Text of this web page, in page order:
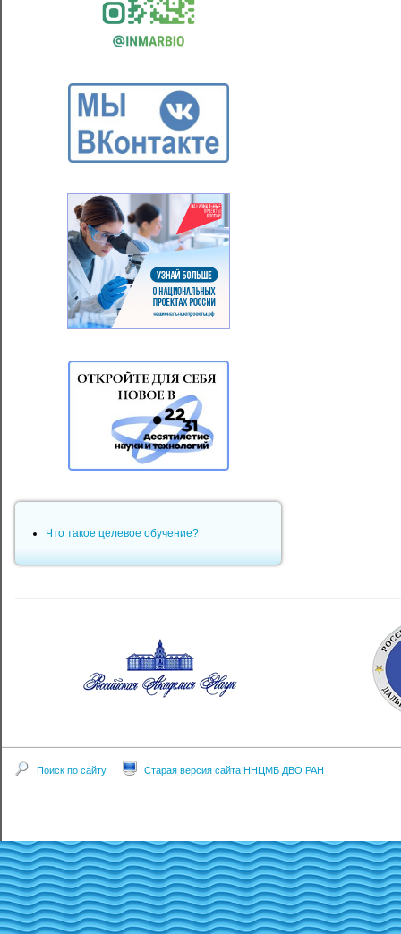
Что такое целевое обучение?
Поиск по сайту Старая версия сайта ННЦМБ ДВО РАН